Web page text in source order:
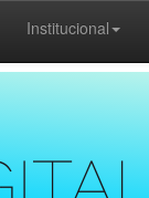
Institucional